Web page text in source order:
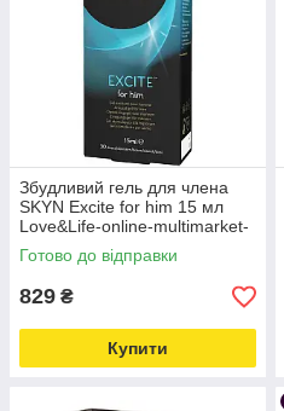
Збудливий гель для члена
SKYN Excite for him 15 мл
Love&Life-online-multimarket-
Готово до відправки
829 ₴
Купити